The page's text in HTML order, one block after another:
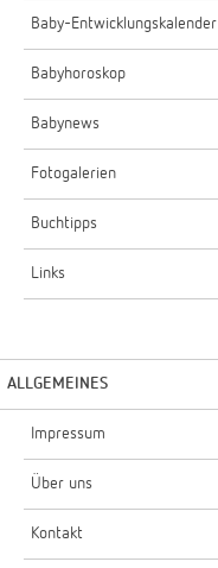
Baby-Entwicklungskalender
Babyhoroskop
Babynews
Fotogalerien
Buchtipps
Links
ALLGEMEINES
Impressum
Über uns
Kontakt